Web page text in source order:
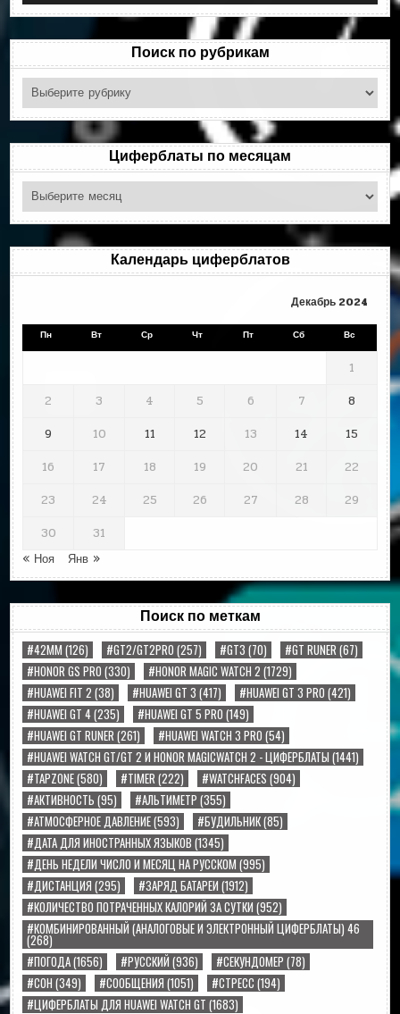
Поиск по рубрикам
Поиск
рубрикам
Циферблаты по месяцам
Циферблаты
месяцам
Календарь циферблатов
Декабрь 2024
Пн Вт Ср Чт Пт Сб Вс
1
2
3 4 5 6 7
8
9
10 11 12 13 14
15
16
17 18 19 20 21
22
23
24 25 26 27 28
29
30
31
« Ноя
Янв »
Поиск по меткам
#42MM (126) #GT2/GT2PRO (257) #GT3 (70) #GT RUNER (67)
#HONOR GS PRO (330) #HONOR MAGIC WATCH 2 (1729)
#HUAWEI FIT 2 (38) #HUAWEI GT 3 (417) #HUAWEI GT 3 PRO (421)
#HUAWEI GT 4(235) #HUAWEI GT 5 PRO (149)
#HUAWEI GT RUNER (261) #HUAWEI WATCH 3 PRO (54)
#HUAWEI WATCH GT/GT 2 И HONOR MAGICWATCH 2 - ЦИФЕРБЛАТЫ (1441)
#TAPZONE(580) #TIMER (222) #WATCHFACES (904)
#АКТИВНОСТЬ (95) #АЛЬТИМЕТР (355)
#АТМОСФЕРНОЕ ДАВЛЕНИЕ(593) #БУДИЛЬНИК(85)
#ДАТА ДЛЯ ИНОСТРАННЫХ ЯЗЫКОВ (1345)
#ДЕНЬ НЕДЕЛИ ЧИСЛО И МЕСЯЦ НА РУССКОМ (995)
#ДИСТАНЦИЯ (295) #ЗАРЯД БАТАРЕИ (1912)
#КОЛИЧЕСТВО ПОТРАЧЕННЫХ КАЛОРИЙ ЗА СУТКИ (952)
#КОМБИНИРОВАННЫЙ (АНАЛОГОВЫЕ И ЭЛЕКТРОННЫЙ ЦИФЕРБЛАТЫ) 46
(268)
#ПОГОДА(1656) #РУССКИЙ (936) #СЕКУНДОМЕР (78)
#СОН (349) #СООБЩЕНИЯ (1051) #СТРЕСС (194)
#ЦИФЕРБЛАТЫ ДЛЯ HUAWEI WATCH GT (1683)